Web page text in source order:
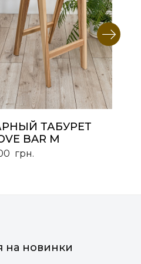
ТАБУРЕТ
BAR M
грн.
на новинки